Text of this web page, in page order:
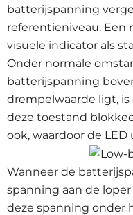
batterijspanning
referentieniveau. Een
visuele indicator als
Onder normale
batterijspanning
drempelwaarde ligt, is
deze toestand
ook, waardoor de LED
Wanneer de
spanning aan de
deze spanning onder